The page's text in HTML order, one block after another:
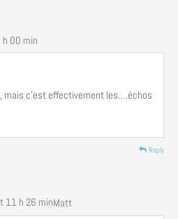
00 min
mais c’est effectivement les….échos
Reply
Matt
11 h 26 min